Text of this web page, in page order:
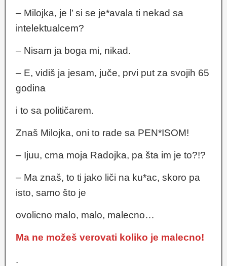
– Milojka, je l’ si se je*avala ti nekad sa
intelektualcem?
– Nisam ja boga mi, nikad.
– E, vidiš ja jesam, juče, prvi put za svojih 65
godina
i to sa političarem.
Znaš Milojka, oni to rade sa PEN*ISOM!
– Ijuu, crna moja Radojka, pa šta im je to?!?
– Ma znaš, to ti jako liči na ku*ac, skoro pa
isto, samo što je
ovolicno malo, malo, malecno…
Ma ne možeš verovati koliko je malecno!
.